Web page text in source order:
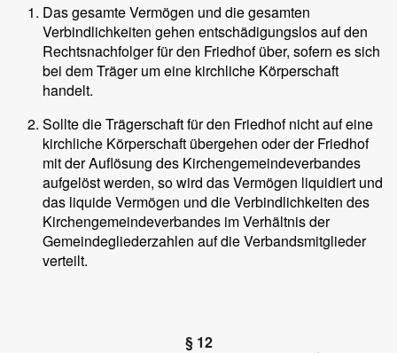
Das gesamte Vermögen und die gesamten
Verbindlichkeiten gehen entschädigungslos auf den
Rechtsnachfolger für den Friedhof über, sofern es sich
bei dem Träger um eine kirchliche Körperschaft
handelt.
Sollte die Trägerschaft für den Friedhof nicht auf eine
kirchliche Körperschaft übergehen oder der Friedhof
mit der Auflösung des Kirchengemeindeverbandes
aufgelöst werden, so wird das Vermögen liquidiert und
das liquide Vermögen und die Verbindlichkeiten des
Kirchengemeindeverbandes im Verhältnis der
Gemeindegliederzahlen auf die Verbandsmitglieder
verteilt.
§ 12